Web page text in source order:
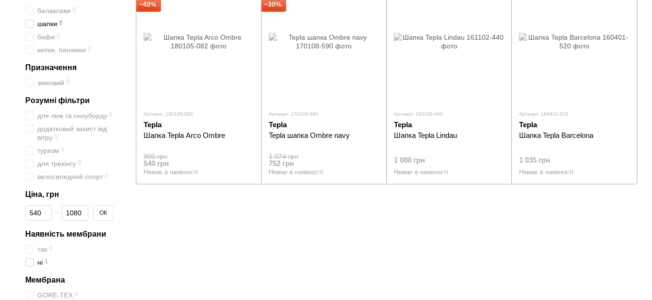
−40%
Артикул: 180105-082
Tepla
Шапка Tepla Arco Ombre
900 грн
540 грн
Немає в наявності
−30%
Артикул: 170108-590
Tepla
Tepla шапка Ombre navy
1 074 грн
752 грн
Немає в наявності
Артикул: 161102-440
Tepla
Шапка Tepla Lindau
1 080 грн
Немає в наявності
Артикул: 160401-520
Tepla
Шапка Tepla Barcelona
1 035 грн
Немає в наявності
балаклави 0
шапки 8
бафи 0
кепки, панамки 0
Призначення
зимовий 0
Розумні фільтри
для лиж та сноуборду 0
додатковий захист від
вітру 0
туризм 0
для трекінгу 0
велосипедний спорт 0
Ціна, грн
Від Ціна, грн
До Ціна, грн ОК
Наявність мембрани
так 0
ні 1
Мембрана
GORE-TEX 0